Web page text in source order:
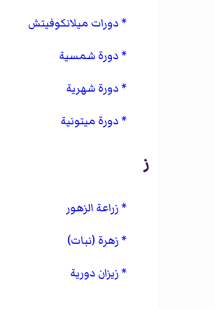
دورات ميلانكوفيتش
دورة شمسية
دورة شهرية
دورة ميتونية
ز
زراعة الزهور
زهرة (نبات)
زيزان دورية